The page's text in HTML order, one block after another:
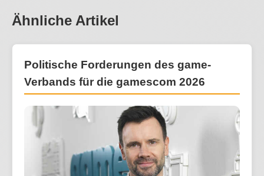
Ähnliche Artikel
Politische Forderungen des game-
Verbands für die gamescom 2026